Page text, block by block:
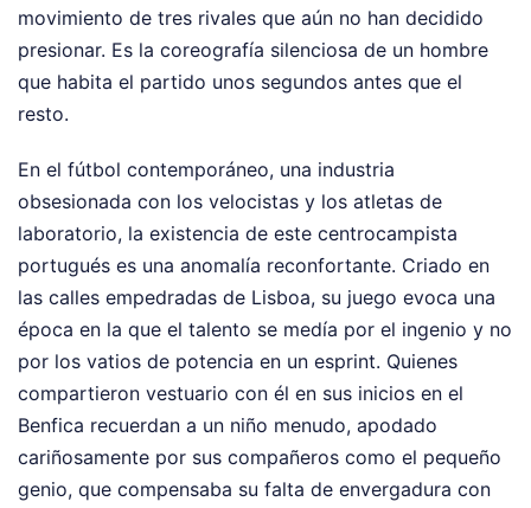
movimiento de tres rivales que aún no han decidido
presionar. Es la coreografía silenciosa de un hombre
que habita el partido unos segundos antes que el
resto.
En el fútbol contemporáneo, una industria
obsesionada con los velocistas y los atletas de
laboratorio, la existencia de este centrocampista
portugués es una anomalía reconfortante. Criado en
las calles empedradas de Lisboa, su juego evoca una
época en la que el talento se medía por el ingenio y no
por los vatios de potencia en un esprint. Quienes
compartieron vestuario con él en sus inicios en el
Benfica recuerdan a un niño menudo, apodado
cariñosamente por sus compañeros como el pequeño
genio, que compensaba su falta de envergadura con